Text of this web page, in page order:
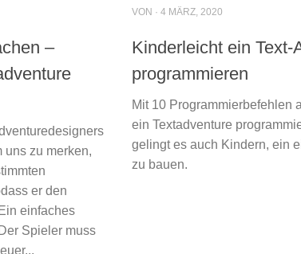
–
uns zu merken,
er den
einfaches
Spieler muss
VON · 4 MÄRZ, 2020
Kinderleicht ein Text-
programmieren
Mit 10 Programmierbefehlen
ein Textadventure
gelingt es auch Kindern, ein
zu bauen.